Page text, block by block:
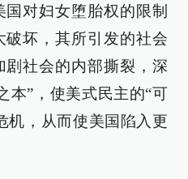
对妇女堕胎权的限制
坏，其所引发的社会
社会的内部撕裂，深
本”，使美式民主的“可
机，从而使美国陷入更